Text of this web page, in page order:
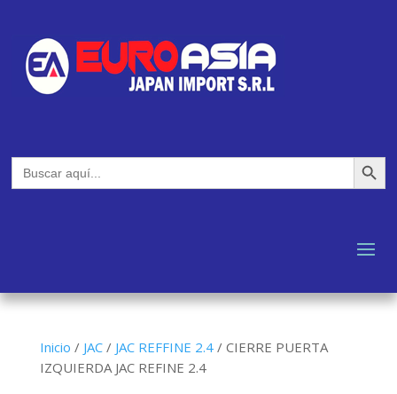
Buscar: Botón de
Inicio / JAC/ JAC REFFINE 2.4/ CIERRE PUERTA
IZQUIERDA JAC REFINE 2.4